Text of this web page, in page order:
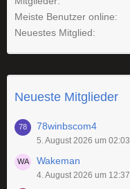
Meiste Benutzer online
Neuestes Mitglied
Neueste Mitglieder
78winbscom4
5. August 2026 um 02:03
Wakeman
4. August 2026 um 12:37